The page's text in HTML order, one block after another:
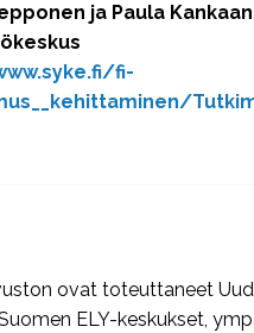
ja Paula
fi-
ovat toteuttaneet
ELY-keskukset,